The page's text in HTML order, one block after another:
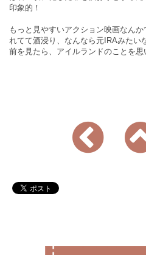
印象的！
もっと見やすいアクション映画なん
れてて酒浸り、なんなら元IRAみたい
前を見たら、アイルランドのことを思